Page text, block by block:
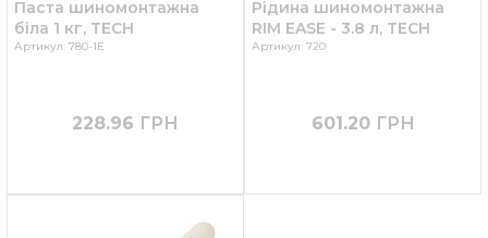
Паста шиномонтажна
біла 1 кг, TECH
Артикул: 780-1Е
228.96 ГРН
Рідина шиномонтажна
RIM EASE - 3.8 л, TECH
Артикул: 720
601.20 ГРН